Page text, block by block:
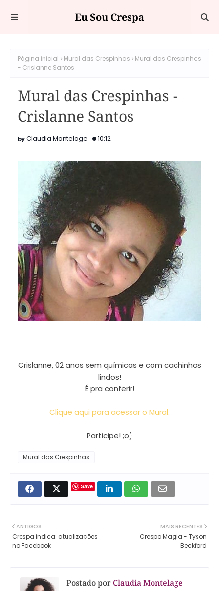
Eu Sou Crespa
Página inicial Mural das Crespinhas
Mural das Crespinhas
- Crislanne Santos
Mural das Crespinhas -
Crislanne Santos
Claudia Montelage 10:12
Crislanne, 02 anos sem químicas e com cachinhos
lindos!
É pra conferir!
Clique aqui para acessar o Mural.
Participe! ;o)
Mural das Crespinhas
Save
MAIS RECENTES
Crespo Magia - Tyson
Beckford
ANTIGOS
Crespa indica: atualizações
no Facebook
Postado por Claudia Montelage